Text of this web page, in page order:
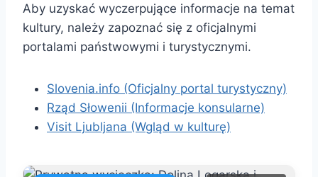
Aby uzyskać wyczerpujące informacje na temat
kultury, należy zapoznać się z oficjalnymi
portalami państwowymi i turystycznymi.
Slovenia.info (Oficjalny portal turystyczny)
Rząd Słowenii (Informacje konsularne)
Visit Ljubljana (Wgląd w kulturę)